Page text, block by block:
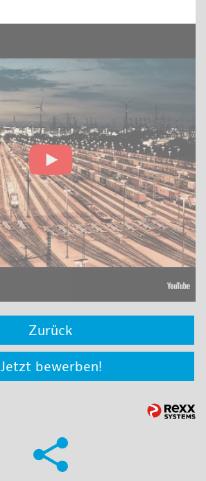
Zurück
Jetzt bewerben!